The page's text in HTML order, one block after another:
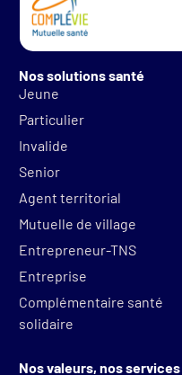
Nos solutions santé
Jeune
Particulier
Invalide
Senior
Agent territorial
Mutuelle de village
Entrepreneur-TNS
Entreprise
Complémentaire santé
solidaire
Nos valeurs, nos services